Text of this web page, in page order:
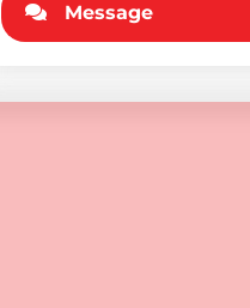
Message